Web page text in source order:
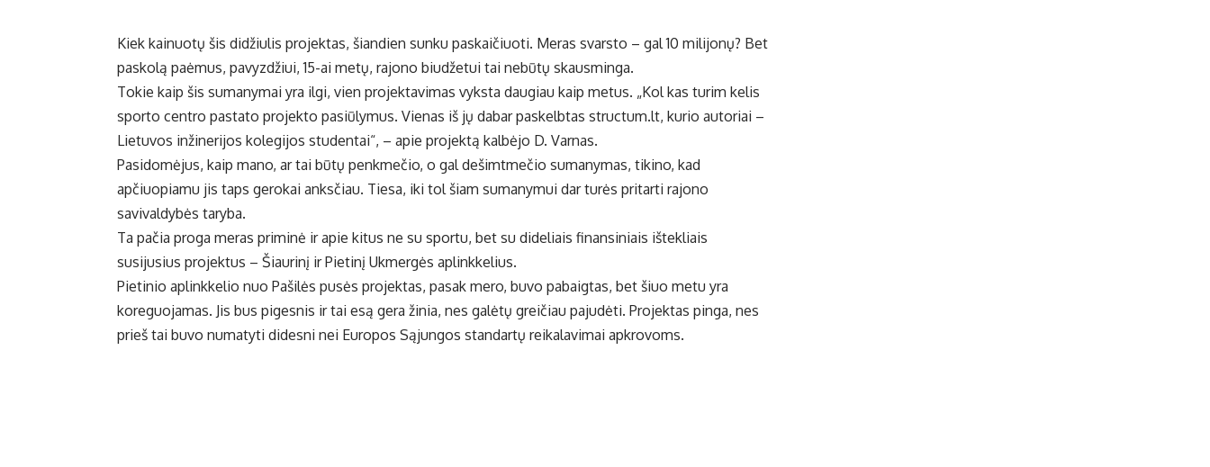
Kiek kainuotų šis didžiulis projektas, šiandien sunku paskaičiuoti. Meras svarsto – gal 10 milijonų? Bet
paskolą paėmus, pavyzdžiui, 15-ai metų, rajono biudžetui tai nebūtų skausminga.
Tokie kaip šis sumanymai yra ilgi, vien projektavimas vyksta daugiau kaip metus. „Kol kas turim kelis
sporto centro pastato projekto pasiūlymus. Vienas iš jų dabar paskelbtas structum.lt, kurio autoriai –
Lietuvos inžinerijos kolegijos studentai“, – apie projektą kalbėjo D. Varnas.
Pasidomėjus, kaip mano, ar tai būtų penkmečio, o gal dešimtmečio sumanymas, tikino, kad
apčiuopiamu jis taps gerokai anksčiau. Tiesa, iki tol šiam sumanymui dar turės pritarti rajono
savivaldybės taryba.
Ta pačia proga meras priminė ir apie kitus ne su sportu, bet su dideliais finansiniais ištekliais
susijusius projektus – Šiaurinį ir Pietinį Ukmergės aplinkkelius.
Pietinio aplinkkelio nuo Pašilės pusės projektas, pasak mero, buvo pabaigtas, bet šiuo metu yra
koreguojamas. Jis bus pigesnis ir tai esą gera žinia, nes galėtų greičiau pajudėti. Projektas pinga, nes
prieš tai buvo numatyti didesni nei Europos Sąjungos standartų reikalavimai apkrovoms.